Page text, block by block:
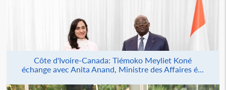
Côte d'Ivoire-Canada: Tiémoko Meyliet Koné
échange avec Anita Anand, Ministre des Affaires é...